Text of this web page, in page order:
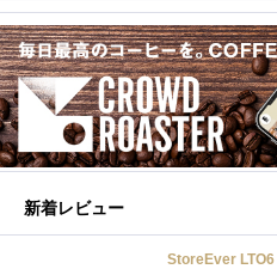
新着レビュー